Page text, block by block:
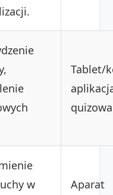
Tablet/
w
Aparat